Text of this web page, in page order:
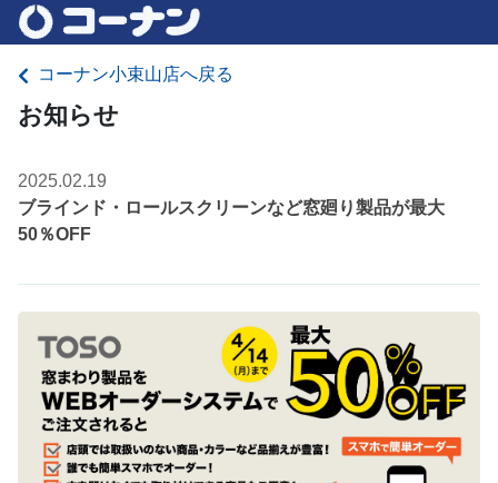
コーナン小束山店へ戻る
お知らせ
2025.02.19
ブラインド・ロールスクリーンなど窓廻り製品が最大
50％OFF